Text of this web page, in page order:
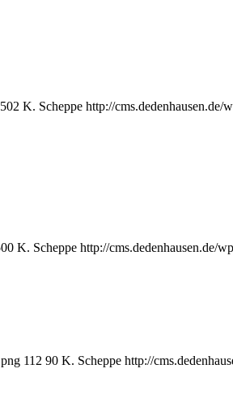
502 K. Scheppe http://cms.dedenhausen.de/
K. Scheppe http://cms.dedenhausen.de/
112 90 K. Scheppe http://